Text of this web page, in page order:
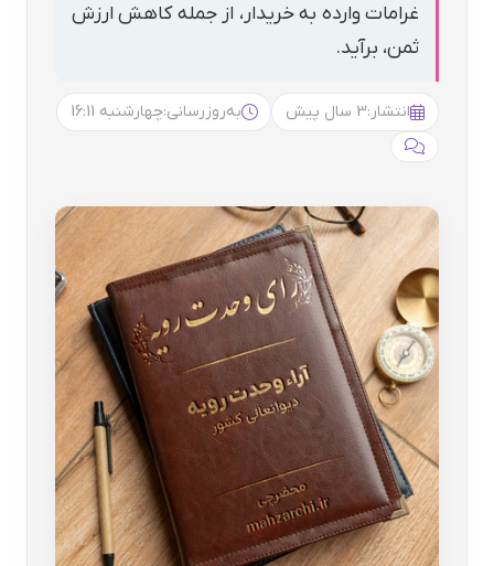
غرامات وارده به خریدار، از جمله کاهش ارزش
ثمن، برآید.
انتشار:3 سال پیش به‌روزرسانی:چهارشنبه 16:11